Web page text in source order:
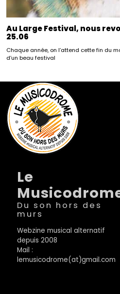
Au Large Festival, nous
25.06
Chaque année, on l’attend cette fin du
d’un beau festival
Le
Du son hors des
murs
Webzine musical alternatif
depuis 2008
Mail :
lemusicodrome(at)gmail.com